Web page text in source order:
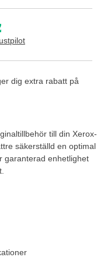
till din Xerox-
säkerställd en optimal
garanterad enhetlighet
dig extra rabatt på